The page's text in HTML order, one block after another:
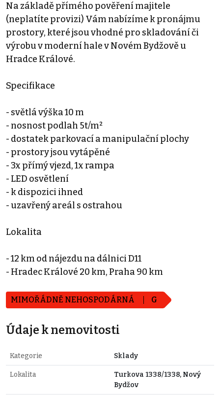
Na základě přímého pověření majitele
(neplatíte provizi) Vám nabízíme k pronájmu
prostory, které jsou vhodné pro skladování či
výrobu v moderní hale v Novém Bydžově u
Hradce Králové.
Specifikace
- světlá výška 10 m
- nosnost podlah 5t/m²
- dostatek parkovací a manipulační plochy
- prostory jsou vytápěné
- 3x přímý vjezd, 1x rampa
- LED osvětlení
- k dispozici ihned
- uzavřený areál s ostrahou
Lokalita
- 12 km od nájezdu na dálnici D11
- Hradec Králové 20 km, Praha 90 km
MIMOŘÁDNĚ NEHOSPODÁRNÁ G
Údaje k nemovitosti
Kategorie Sklady
Lokalita
Turkova 1338/1338, Nový
Bydžov